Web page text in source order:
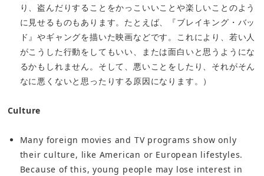
り、盗んだりすることをかっこいいことや楽しいことのよう
に見せるものもあります。たとえば、『ブレイキング・バッ
ド』やギャングを描いた映画などです。これにより、若い人
がこうした行動をしてもいい、または面白いと思うようにな
るかもしれません。そして、悪いことをしたり、それがそん
なに悪くないと思ったりする原因になります。）
Culture
Many foreign movies and TV programs show only
their culture, like American or European lifestyles.
Because of this, young people may lose interest in